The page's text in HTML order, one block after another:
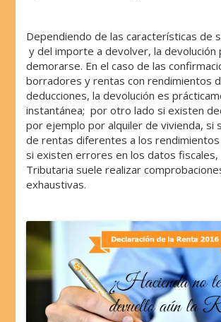
Dependiendo de las características de
y del importe a devolver, la devolución
demorarse. En el caso de las
borradores y rentas con rendimientos
deducciones, la devolución es
instantánea; por otro lado si existen
por ejemplo por alquiler de vivienda, si
de rentas diferentes a los
si existen errores en los datos fiscales,
Tributaria suele realizar
exhaustivas.